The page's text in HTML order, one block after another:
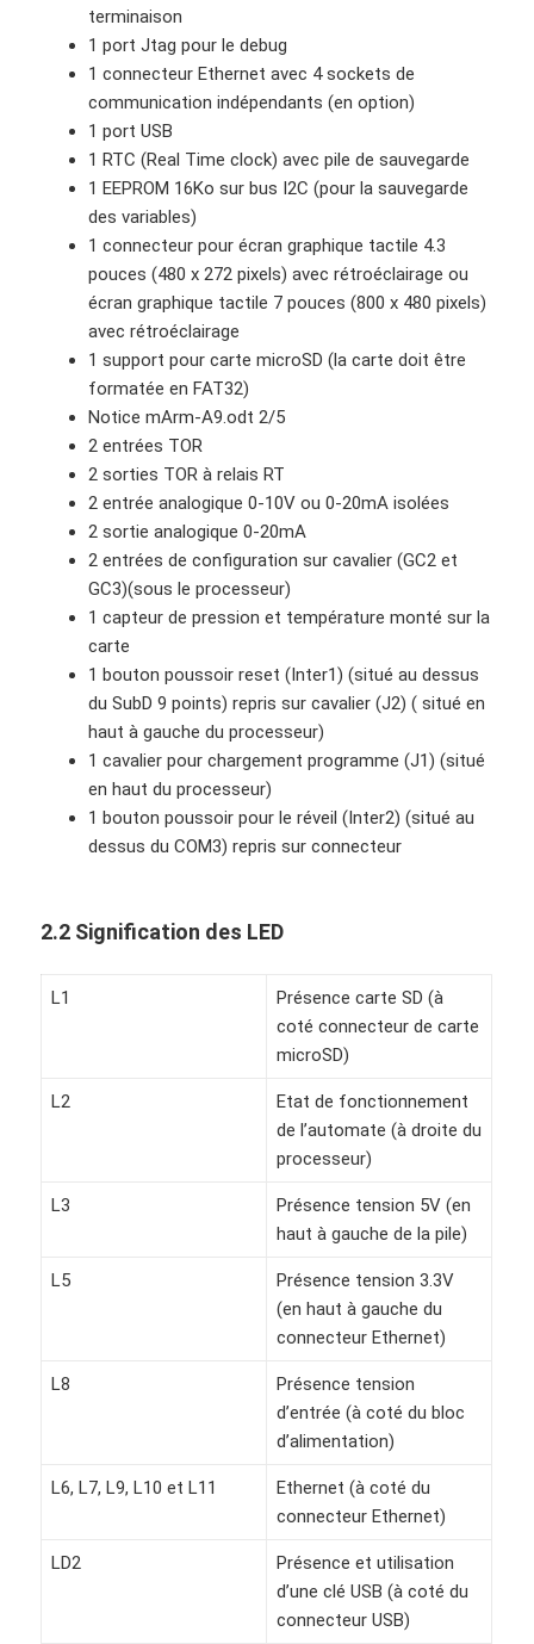
terminaison
1 port Jtag pour le debug
1 connecteur Ethernet avec 4 sockets de
communication indépendants (en option)
1 port USB
1 RTC (Real Time clock) avec pile de sauvegarde
1 EEPROM 16Ko sur bus I2C (pour la sauvegarde
des variables)
1 connecteur pour écran graphique tactile 4.3
pouces (480 x 272 pixels) avec rétroéclairage ou
écran graphique tactile 7 pouces (800 x 480 pixels)
avec rétroéclairage
1 support pour carte microSD (la carte doit être
formatée en FAT32)
Notice mArm-A9.odt 2/5
2 entrées TOR
2 sorties TOR à relais RT
2 entrée analogique 0-10V ou 0-20mA isolées
2 sortie analogique 0-20mA
2 entrées de configuration sur cavalier (GC2 et
GC3)(sous le processeur)
1 capteur de pression et température monté sur la
carte
1 bouton poussoir reset (Inter1) (situé au dessus
du SubD 9 points) repris sur cavalier (J2) ( situé en
haut à gauche du processeur)
1 cavalier pour chargement programme (J1) (situé
en haut du processeur)
1 bouton poussoir pour le réveil (Inter2) (situé au
dessus du COM3) repris sur connecteur
2.2 Signification des LED
L1
Présence carte SD (à
coté connecteur de carte
microSD)
L2
Etat de fonctionnement
de l’automate (à droite du
processeur)
L3
Présence tension 5V (en
haut à gauche de la pile)
L5
Présence tension 3.3V
(en haut à gauche du
connecteur Ethernet)
L8
Présence tension
d’entrée (à coté du bloc
d’alimentation)
L6, L7, L9, L10 et L11
Ethernet (à coté du
connecteur Ethernet)
LD2
Présence et utilisation
d’une clé USB (à coté du
connecteur USB)